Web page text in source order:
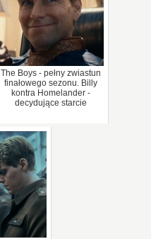
The Boys - pełny zwiastun
finałowego sezonu. Billy
kontra Homelander -
decydujące starcie